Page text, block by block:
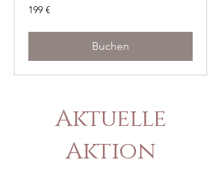
199
Euro
199 €
Buchen
Aktuelle
Aktion